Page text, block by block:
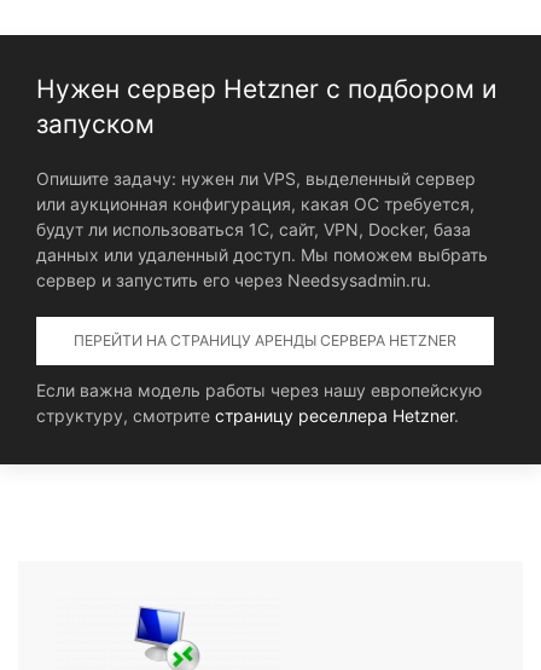
Нужен сервер Hetzner с подбором и
запуском
Опишите задачу: нужен ли VPS, выделенный сервер
или аукционная конфигурация, какая ОС требуется,
будут ли использоваться 1С, сайт, VPN, Docker, база
данных или удаленный доступ. Мы поможем выбрать
сервер и запустить его через Needsysadmin.ru.
ПЕРЕЙТИ НА СТРАНИЦУ АРЕНДЫ СЕРВЕРА HETZNER
Если важна модель работы через нашу европейскую
структуру, смотрите страницу реселлера Hetzner.